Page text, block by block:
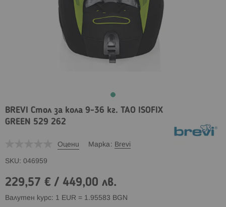
BREVI Стол за кола 9-36 кг. TAO ISOFIX
GREEN 529 262
Оцени Марка Brevi
SKU 046959
229,57 € / 449,00 лв.
Валутен курс: 1 EUR = 1.95583 BGN